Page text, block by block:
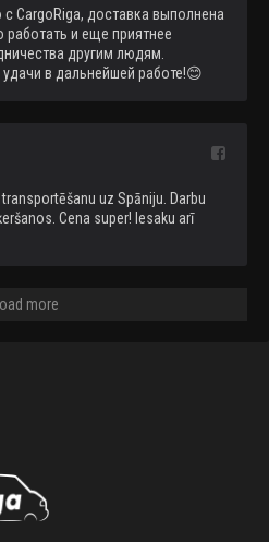
CargoRiga, доставка выполнена
работать и еще приятнее
другим людям.
в дальнейшей работе!😊
uz Spāniju. Darbu
Cena super! Iesaku arī
more